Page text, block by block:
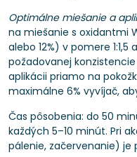
Optimálne miešanie a
na miešanie s oxidantmi
alebo 12%) v pomere 1:1,5
požadovanej
aplikácii priamo na
maximálne 6% vyvíjač,
Čas pôsobenia: do 50
každých 5–10 minút. Pri
pálenie, začervenanie)